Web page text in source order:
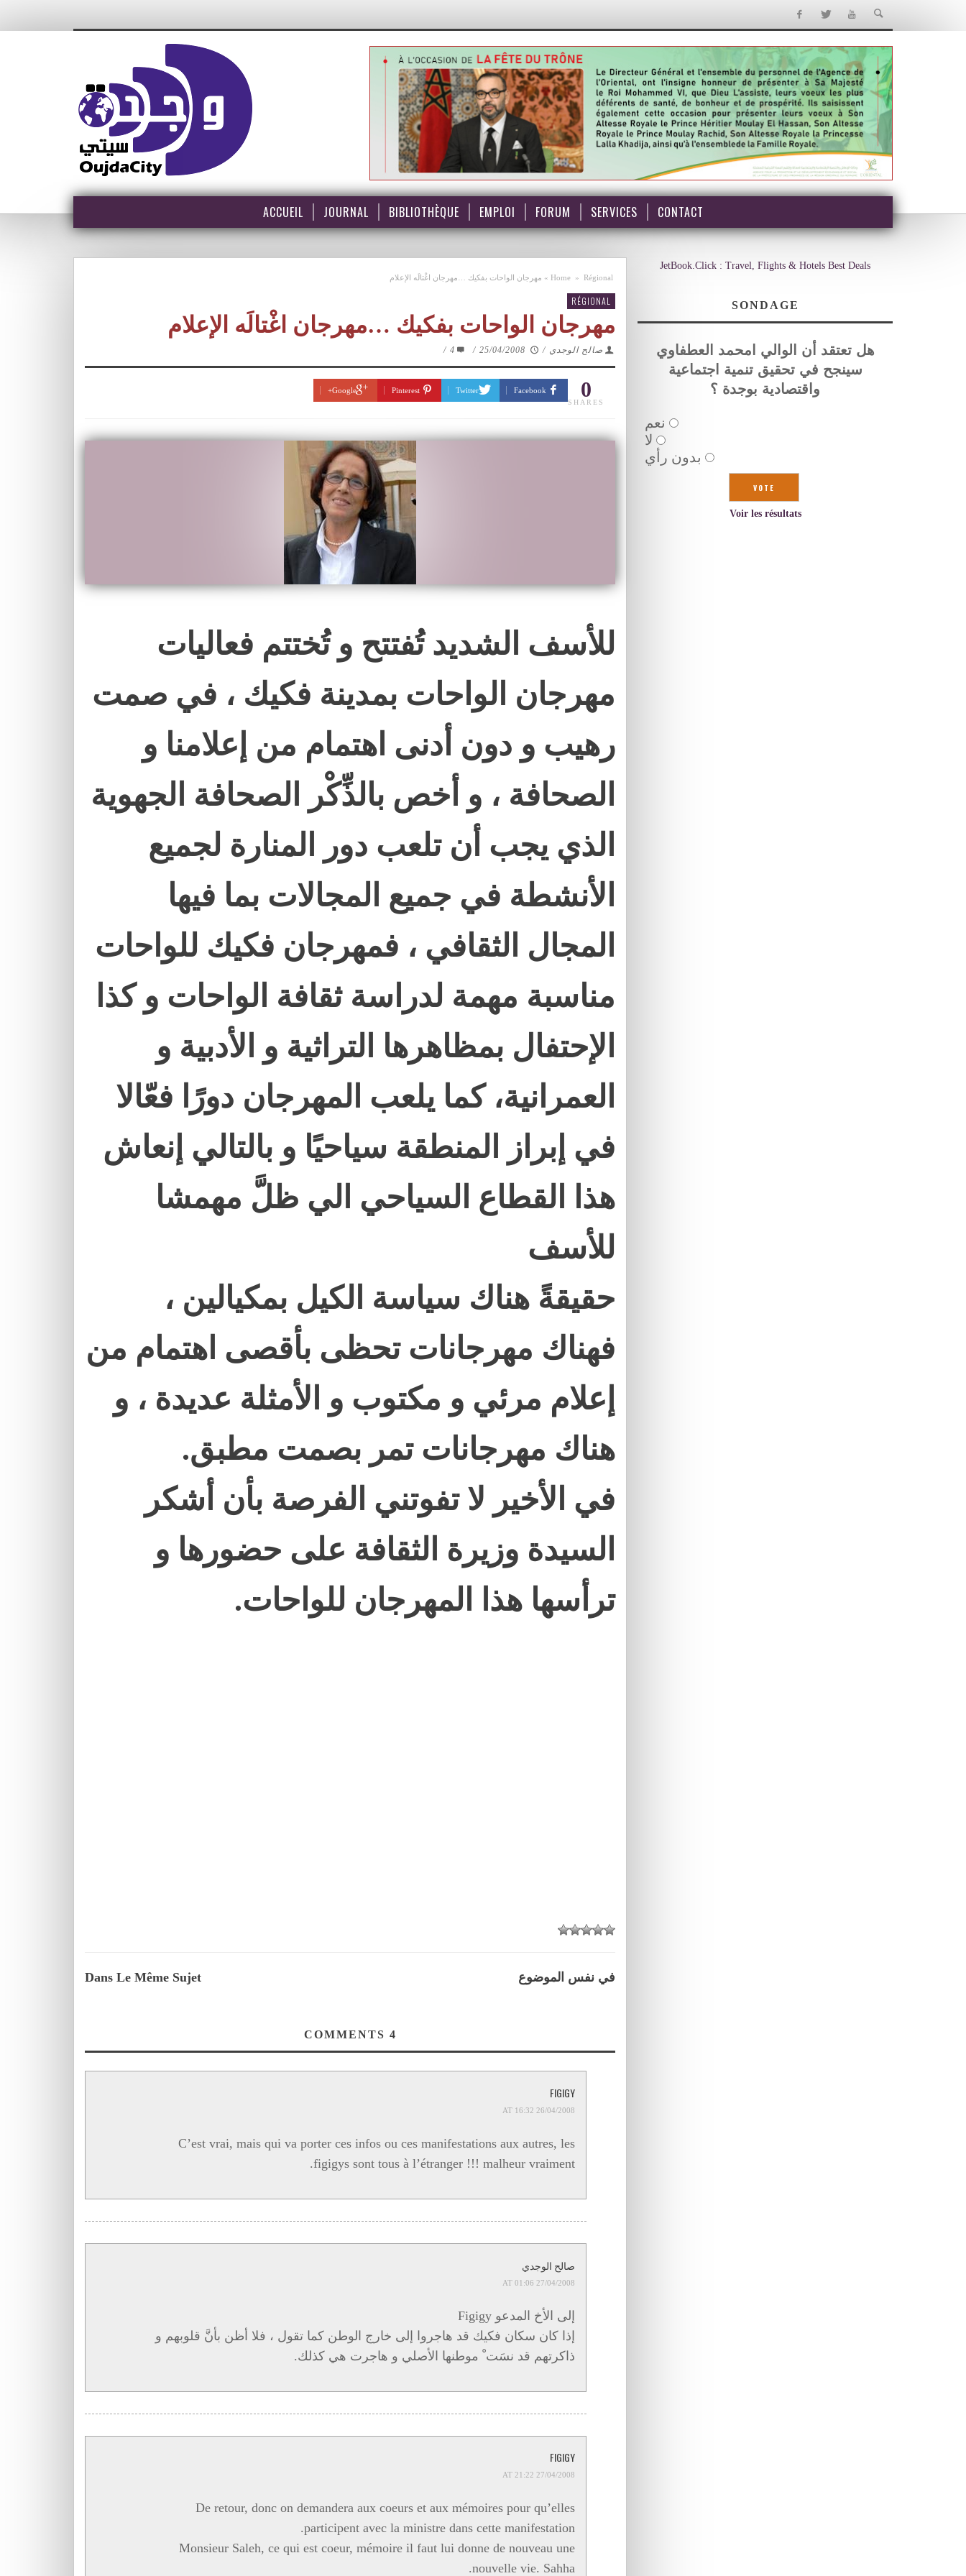
ACCUEIL JOURNAL BIBLIOTHÈQUE EMPLOI FORUM SERVICES CONTACT
Home » Régional
» مهرجان الواحات بفكيك …مهرجان اغْتالَه الإعلام
RÉGIONAL
مهرجان الواحات بفكيك …مهرجان اغْتالَه الإعلام
صالح الوجدي /
25/04/2008
/
4
/
0
SHARES
Facebook
Twitter
Pinterest
Google+
للأسف الشديد تُفتتح و تُختتم فعاليات
مهرجان الواحات بمدينة فكيك ، في صمت
رهيب و دون أدنى اهتمام من إعلامنا و
الصحافة ، و أخص بالذِّكْر الصحافة الجهوية
الذي يجب أن تلعب دور المنارة لجميع
الأنشطة في جميع المجالات بما فيها
المجال الثقافي ، فمهرجان فكيك للواحات
مناسبة مهمة لدراسة ثقافة الواحات و كذا
الإحتفال بمظاهرها التراثية و الأدبية و
العمرانية، كما يلعب المهرجان دورًا فعّالا
في إبراز المنطقة سياحيًا و بالتالي إنعاش
هذا القطاع السياحي الي ظلَّ مهمشا
للأسف
حقيقةً هناك سياسة الكيل بمكيالين ،
فهناك مهرجانات تحظى بأقصى اهتمام من
إعلام مرئي و مكتوب و الأمثلة عديدة ، و
هناك مهرجانات تمر بصمت مطبق.
في الأخير لا تفوتني الفرصة بأن أشكر
السيدة وزيرة الثقافة على حضورها و
ترأسها هذا المهرجان للواحات.
Dans Le Même Sujet في نفس الموضوع
4
FIGIGY
26/04/2008 AT 16:32
C’est vrai, mais qui va porter ces infos ou ces manifestations aux autres, les
figigys sont tous à l’étranger !!! malheur vraiment.
صالح الوجدي
27/04/2008 AT 01:06
إلى الأخ المدعو Figigy
إذا كان سكان فكيك قد هاجروا إلى خارج الوطن كما تقول ، فلا أظن بأنَّ قلوبهم و
ذاكرتهم قد نسَت ْ موطنها الأصلي و هاجرت هي كذلك.
FIGIGY
27/04/2008 AT 21:22
De retour, donc on demandera aux coeurs et aux mémoires pour qu’elles
participent avec la ministre dans cette manifestation.
Monsieur Saleh, ce qui est coeur, mémoire il faut lui donne de nouveau une
nouvelle vie. Sahha.
JetBook.Click : Travel, Flights & Hotels Best Deals
SONDAGE
هل تعتقد أن الوالي امحمد العطفاوي
سينجح في تحقيق تنمية اجتماعية
واقتصادية بوجدة ؟
نعم
لا
بدون رأي
Voir les résultats